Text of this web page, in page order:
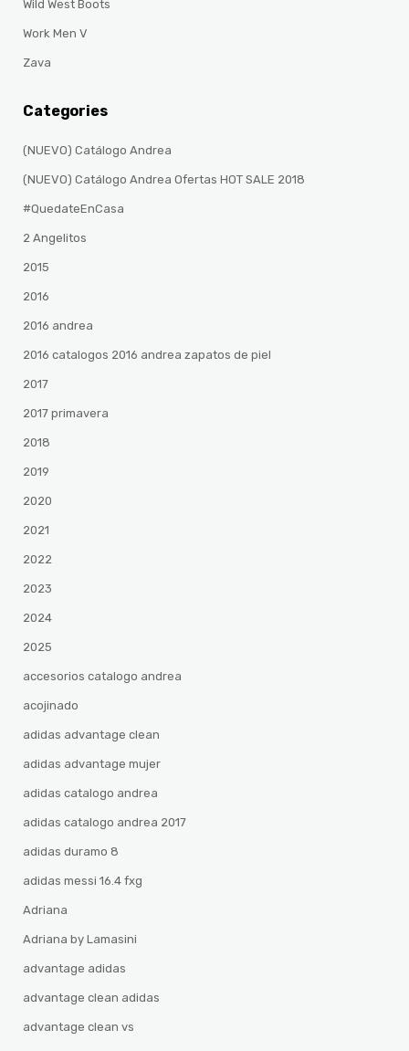
Wild West Boots
Work Men V
Zava
Categories
(NUEVO) Catálogo Andrea
(NUEVO) Catálogo Andrea Ofertas HOT SALE 2018
#QuedateEnCasa
2 Angelitos
2015
2016
2016 andrea
2016 catalogos 2016 andrea zapatos de piel
2017
2017 primavera
2018
2019
2020
2021
2022
2023
2024
2025
accesorios catalogo andrea
acojinado
adidas advantage clean
adidas advantage mujer
adidas catalogo andrea
adidas catalogo andrea 2017
adidas duramo 8
adidas messi 16.4 fxg
Adriana
Adriana by Lamasini
advantage adidas
advantage clean adidas
advantage clean vs